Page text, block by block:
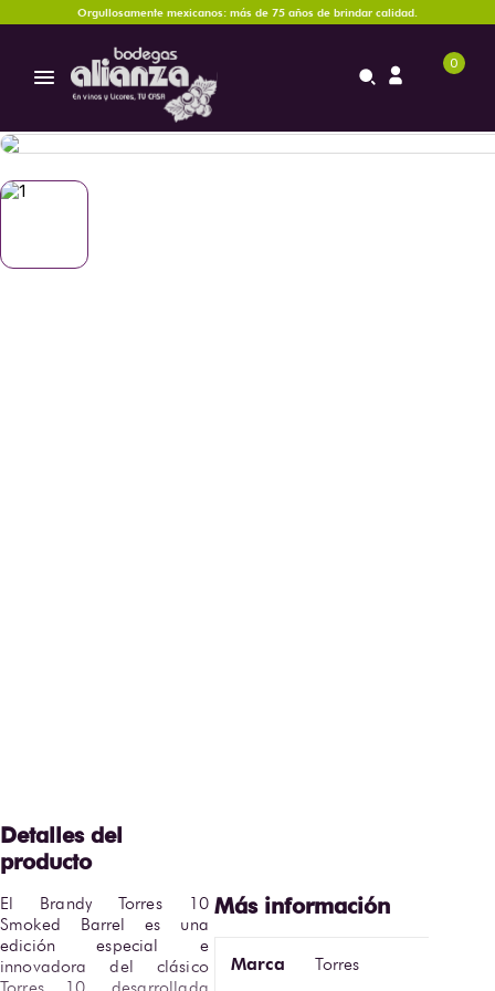
Orgullosamente mexicanos: más de 75 años de brindar calidad.
0
El Brandy Torres 10
Smoked Barrel es una
edición especial e
innovadora del clásico
Marca Torres